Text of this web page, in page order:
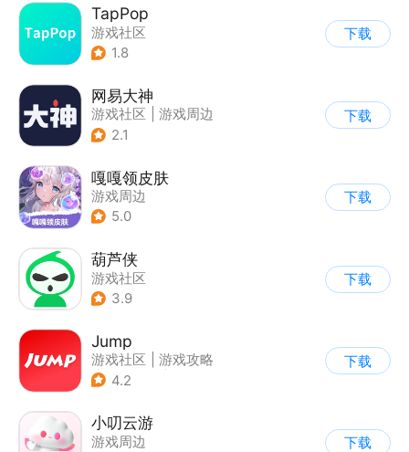
TapPop
游戏社区
1.8
下载
网易大神
游戏社区
游戏周边
2.1
下载
嘎嘎领皮肤
游戏周边
5.0
下载
葫芦侠
游戏社区
3.9
下载
Jump
游戏社区
游戏攻略
| 游戏交易
4.2
下载
小叨云游
游戏周边
下载